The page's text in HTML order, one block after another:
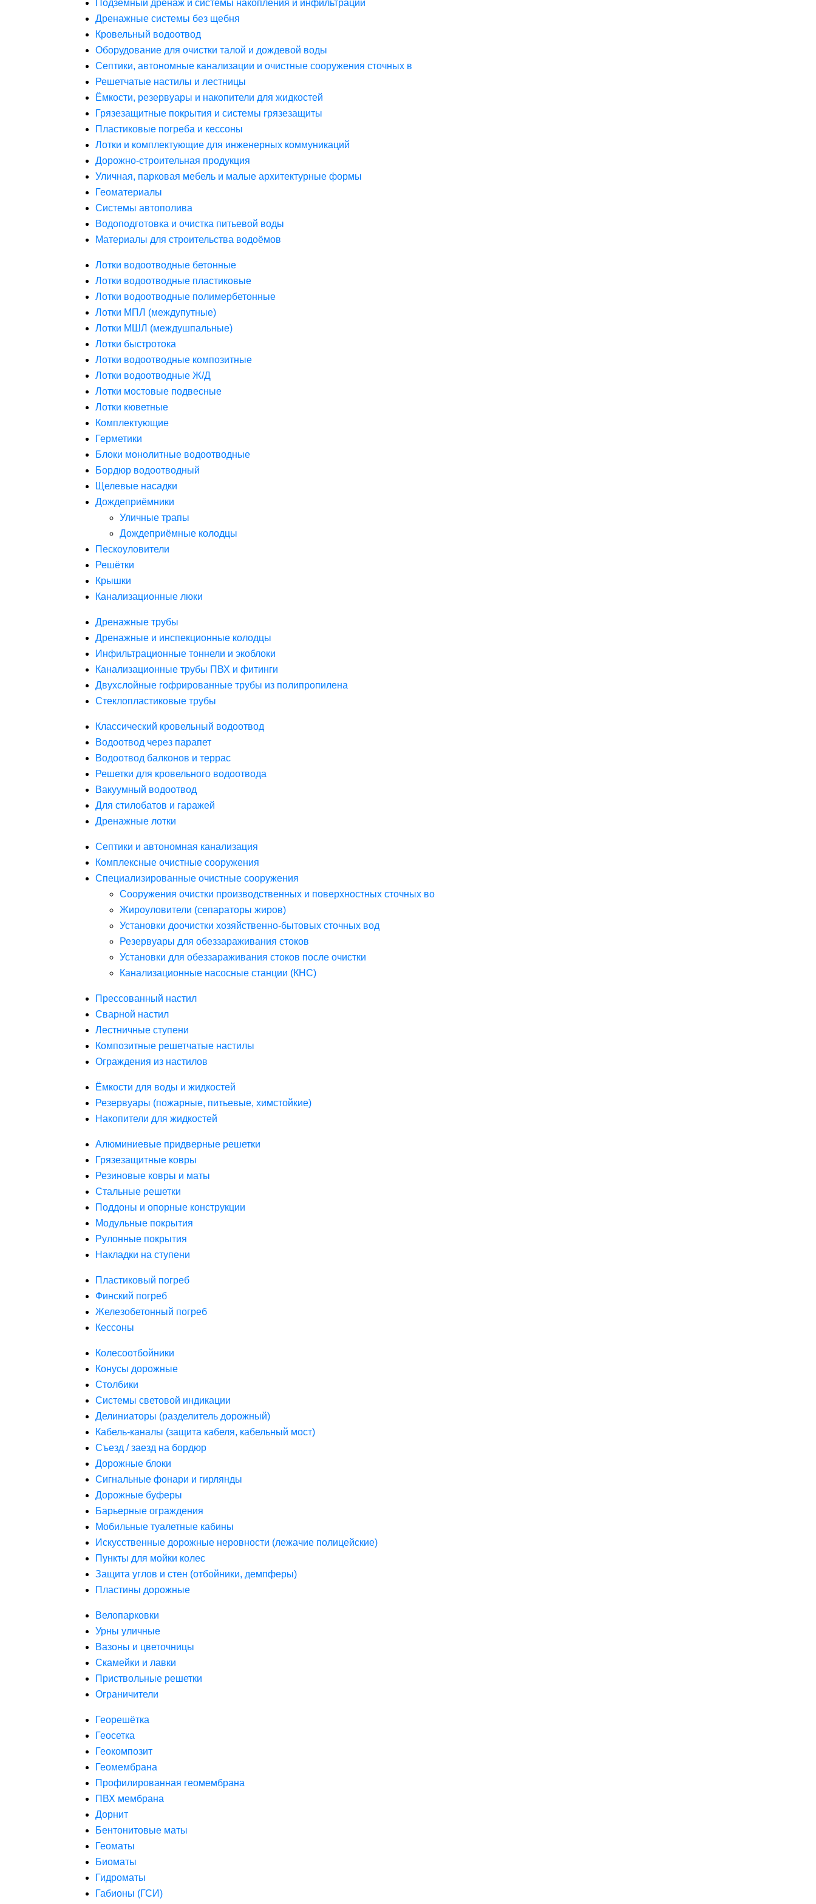
Подземный дренаж и системы накопления и инфильтрации
Дренажные системы без щебня
Кровельный водоотвод
Оборудование для очистки талой и дождевой воды
Септики, автономные канализации и очистные сооружения сточных в
Решетчатые настилы и лестницы
Ёмкости, резервуары и накопители для жидкостей
Грязезащитные покрытия и системы грязезащиты
Пластиковые погреба и кессоны
Лотки и комплектующие для инженерных коммуникаций
Дорожно-строительная продукция
Уличная, парковая мебель и малые архитектурные формы
Геоматериалы
Системы автополива
Водоподготовка и очистка питьевой воды
Материалы для строительства водоёмов
Лотки водоотводные бетонные
Лотки водоотводные пластиковые
Лотки водоотводные полимербетонные
Лотки МПЛ (междупутные)
Лотки МШЛ (междушпальные)
Лотки быстротока
Лотки водоотводные композитные
Лотки водоотводные Ж/Д
Лотки мостовые подвесные
Лотки кюветные
Комплектующие
Герметики
Блоки монолитные водоотводные
Бордюр водоотводный
Щелевые насадки
Дождеприёмники
Уличные трапы
Дождеприёмные колодцы
Пескоуловители
Решётки
Крышки
Канализационные люки
Дренажные трубы
Дренажные и инспекционные колодцы
Инфильтрационные тоннели и экоблоки
Канализационные трубы ПВХ и фитинги
Двухслойные гофрированные трубы из полипропилена
Стеклопластиковые трубы
Классический кровельный водоотвод
Водоотвод через парапет
Водоотвод балконов и террас
Решетки для кровельного водоотвода
Вакуумный водоотвод
Для стилобатов и гаражей
Дренажные лотки
Септики и автономная канализация
Комплексные очистные сооружения
Специализированные очистные сооружения
Сооружения очистки производственных и поверхностных сточных во
Жироуловители (сепараторы жиров)
Установки доочистки хозяйственно-бытовых сточных вод
Резервуары для обеззараживания стоков
Установки для обеззараживания стоков после очистки
Канализационные насосные станции (КНС)
Прессованный настил
Сварной настил
Лестничные ступени
Композитные решетчатые настилы
Ограждения из настилов
Ёмкости для воды и жидкостей
Резервуары (пожарные, питьевые, химстойкие)
Накопители для жидкостей
Алюминиевые придверные решетки
Грязезащитные ковры
Резиновые ковры и маты
Стальные решетки
Поддоны и опорные конструкции
Модульные покрытия
Рулонные покрытия
Накладки на ступени
Пластиковый погреб
Финский погреб
Железобетонный погреб
Кессоны
Колесоотбойники
Конусы дорожные
Столбики
Системы световой индикации
Делиниаторы (разделитель дорожный)
Кабель-каналы (защита кабеля, кабельный мост)
Съезд / заезд на бордюр
Дорожные блоки
Сигнальные фонари и гирлянды
Дорожные буферы
Барьерные ограждения
Мобильные туалетные кабины
Искусственные дорожные неровности (лежачие полицейские)
Пункты для мойки колес
Защита углов и стен (отбойники, демпферы)
Пластины дорожные
Велопарковки
Урны уличные
Вазоны и цветочницы
Скамейки и лавки
Приствольные решетки
Ограничители
Георешётка
Геосетка
Геокомпозит
Геомембрана
Профилированная геомембрана
ПВХ мембрана
Дорнит
Бентонитовые маты
Геоматы
Биоматы
Гидроматы
Габионы (ГСИ)